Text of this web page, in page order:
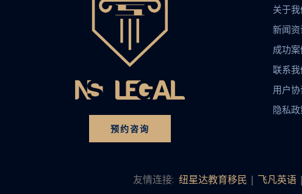
预约咨询
关于我
新闻
成功案
联系我
用户协
隐私政
友情连接: 纽星达教育移民 | 飞凡英语 |